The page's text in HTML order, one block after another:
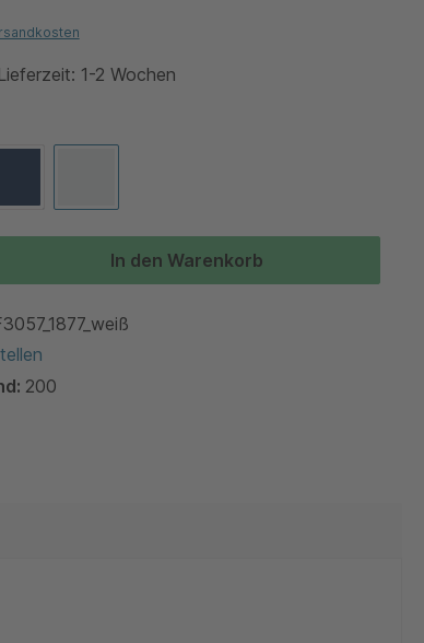
1-2 Wochen
In den Warenkorb
200